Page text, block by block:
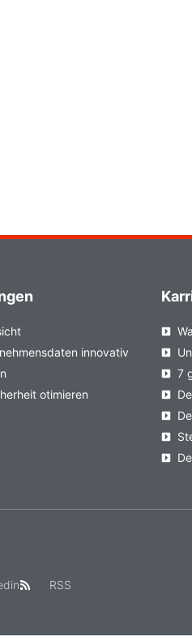
innovativ
otimieren
7
RSS